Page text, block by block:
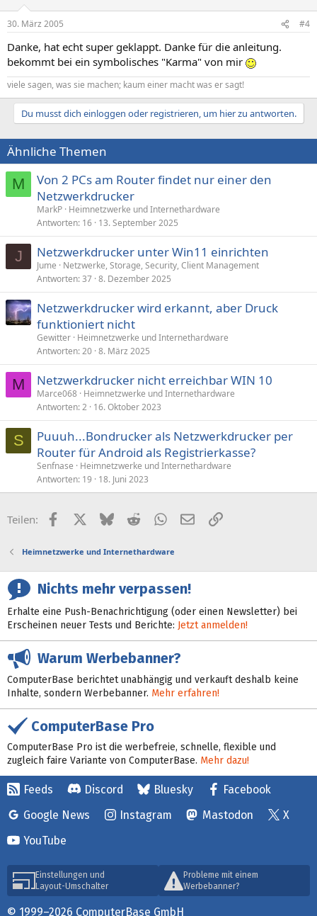
30. März 2005 #4
Danke, hat echt super geklappt. Danke für die anleitung.
bekommt bei ein symbolisches "Karma" von mir
viele sagen, was sie machen; kaum einer macht was er sagt!
Du musst dich einloggen oder registrieren, um hier zu antworten.
Ähnliche Themen
M
Von 2 PCs am Router findet nur einer den
Netzwerkdrucker
MarkP Heimnetzwerke und Internethardware
Antworten 16 13. September 2025
J Netzwerkdrucker unter Win11 einrichten
Jume
Netzwerke, Storage, Security, Client Management
Antworten 37 8. Dezember 2025
Netzwerkdrucker wird erkannt, aber Druck
funktioniert nicht
Gewitter Heimnetzwerke und Internethardware
Antworten 20 8. März 2025
M Netzwerkdrucker nicht erreichbar WIN 10
Marce068 Heimnetzwerke und Internethardware
Antworten 2 16. Oktober 2023
S
Puuuh...Bondrucker als Netzwerkdrucker per
Router für Android als Registrierkasse?
Senfnase
Heimnetzwerke und Internethardware
Antworten 19 18. Juni 2023
Teilen: FacebookX (Twitter)
BlueskyRedditWhatsApp
E-MailLink
Heimnetzwerke und Internethardware
Nichts mehr verpassen!
Erhalte eine Push-Benachrichtigung (oder einen Newsletter) bei
Erscheinen neuer Tests und Berichte: Jetzt anmelden!
Warum Werbebanner?
ComputerBase berichtet unabhängig und verkauft deshalb keine
Inhalte, sondern Werbebanner. Mehr erfahren!
ComputerBase Pro
ComputerBase Pro ist die werbefreie, schnelle, flexible und
zugleich faire Variante von ComputerBase. Mehr dazu!
Feeds Discord Bluesky
Facebook
Google News
Instagram Mastodon
X
YouTube
Einstellungen und
Layout-Umschalter
Probleme mit einem
Werbebanner?
© 1999–2026 ComputerBase GmbH